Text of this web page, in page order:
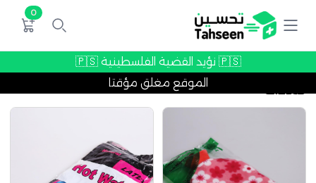
0
🇵🇸 نؤيد القضية الفلسطينية 🇵🇸
الموقع مغلق مؤقتا
كمادات